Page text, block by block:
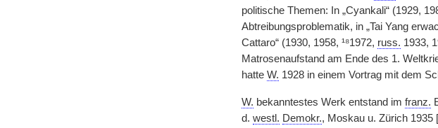
politische Themen: In „Cyankali“ (1929,
Abtreibungsproblematik, in „Tai Yang
Cattaro“ (1930, 1958, ¹⁸1972, russ. 1933,
Matrosenaufstand am Ende des 1.
hatte W. 1928 in einem Vortrag mit dem
W. bekanntestes Werk entstand im franz.
d. westl. Demokr., Moskau u. Zürich 1935